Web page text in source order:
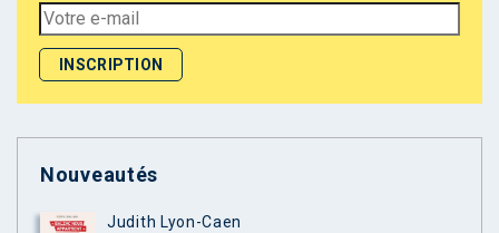
Nouveautés
Judith Lyon-Caen